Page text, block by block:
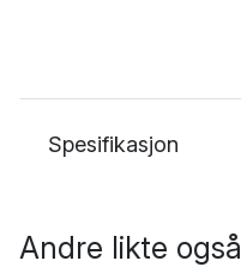
Spesifikasjon
Andre likte også